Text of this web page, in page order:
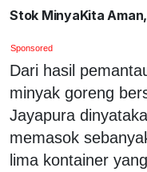
Stok MinyaKita
Sponsored
Dari hasil
minyak goreng
Jayapura
memasok
lima kontainer